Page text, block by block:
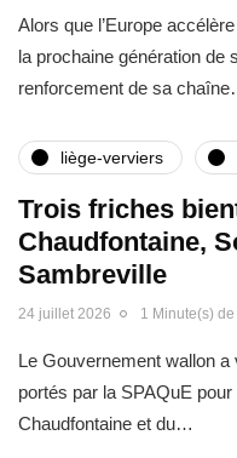
Alors que l’Europe
la prochaine génération de
renforcement de sa
liège-verviers
Trois friches
Chaudfontaine,
Sambreville
24 juillet 2026 1 Minute(s)
Le Gouvernement wallon a
portés par la SPAQuE
Chaudfontaine et du…